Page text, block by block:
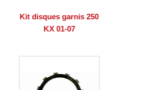
Kit disques garnis 250
KX 01-07